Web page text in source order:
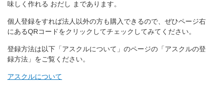
味しく作れる おだし まであります。
個人登録をすれば法人以外の方も購入できるので、ぜひページ右
にあるQRコードをクリックしてチェックしてみてください。
登録方法は以下「アスクルについて」のページの「アスクルの登
録方法」をご覧ください。
アスクルについて